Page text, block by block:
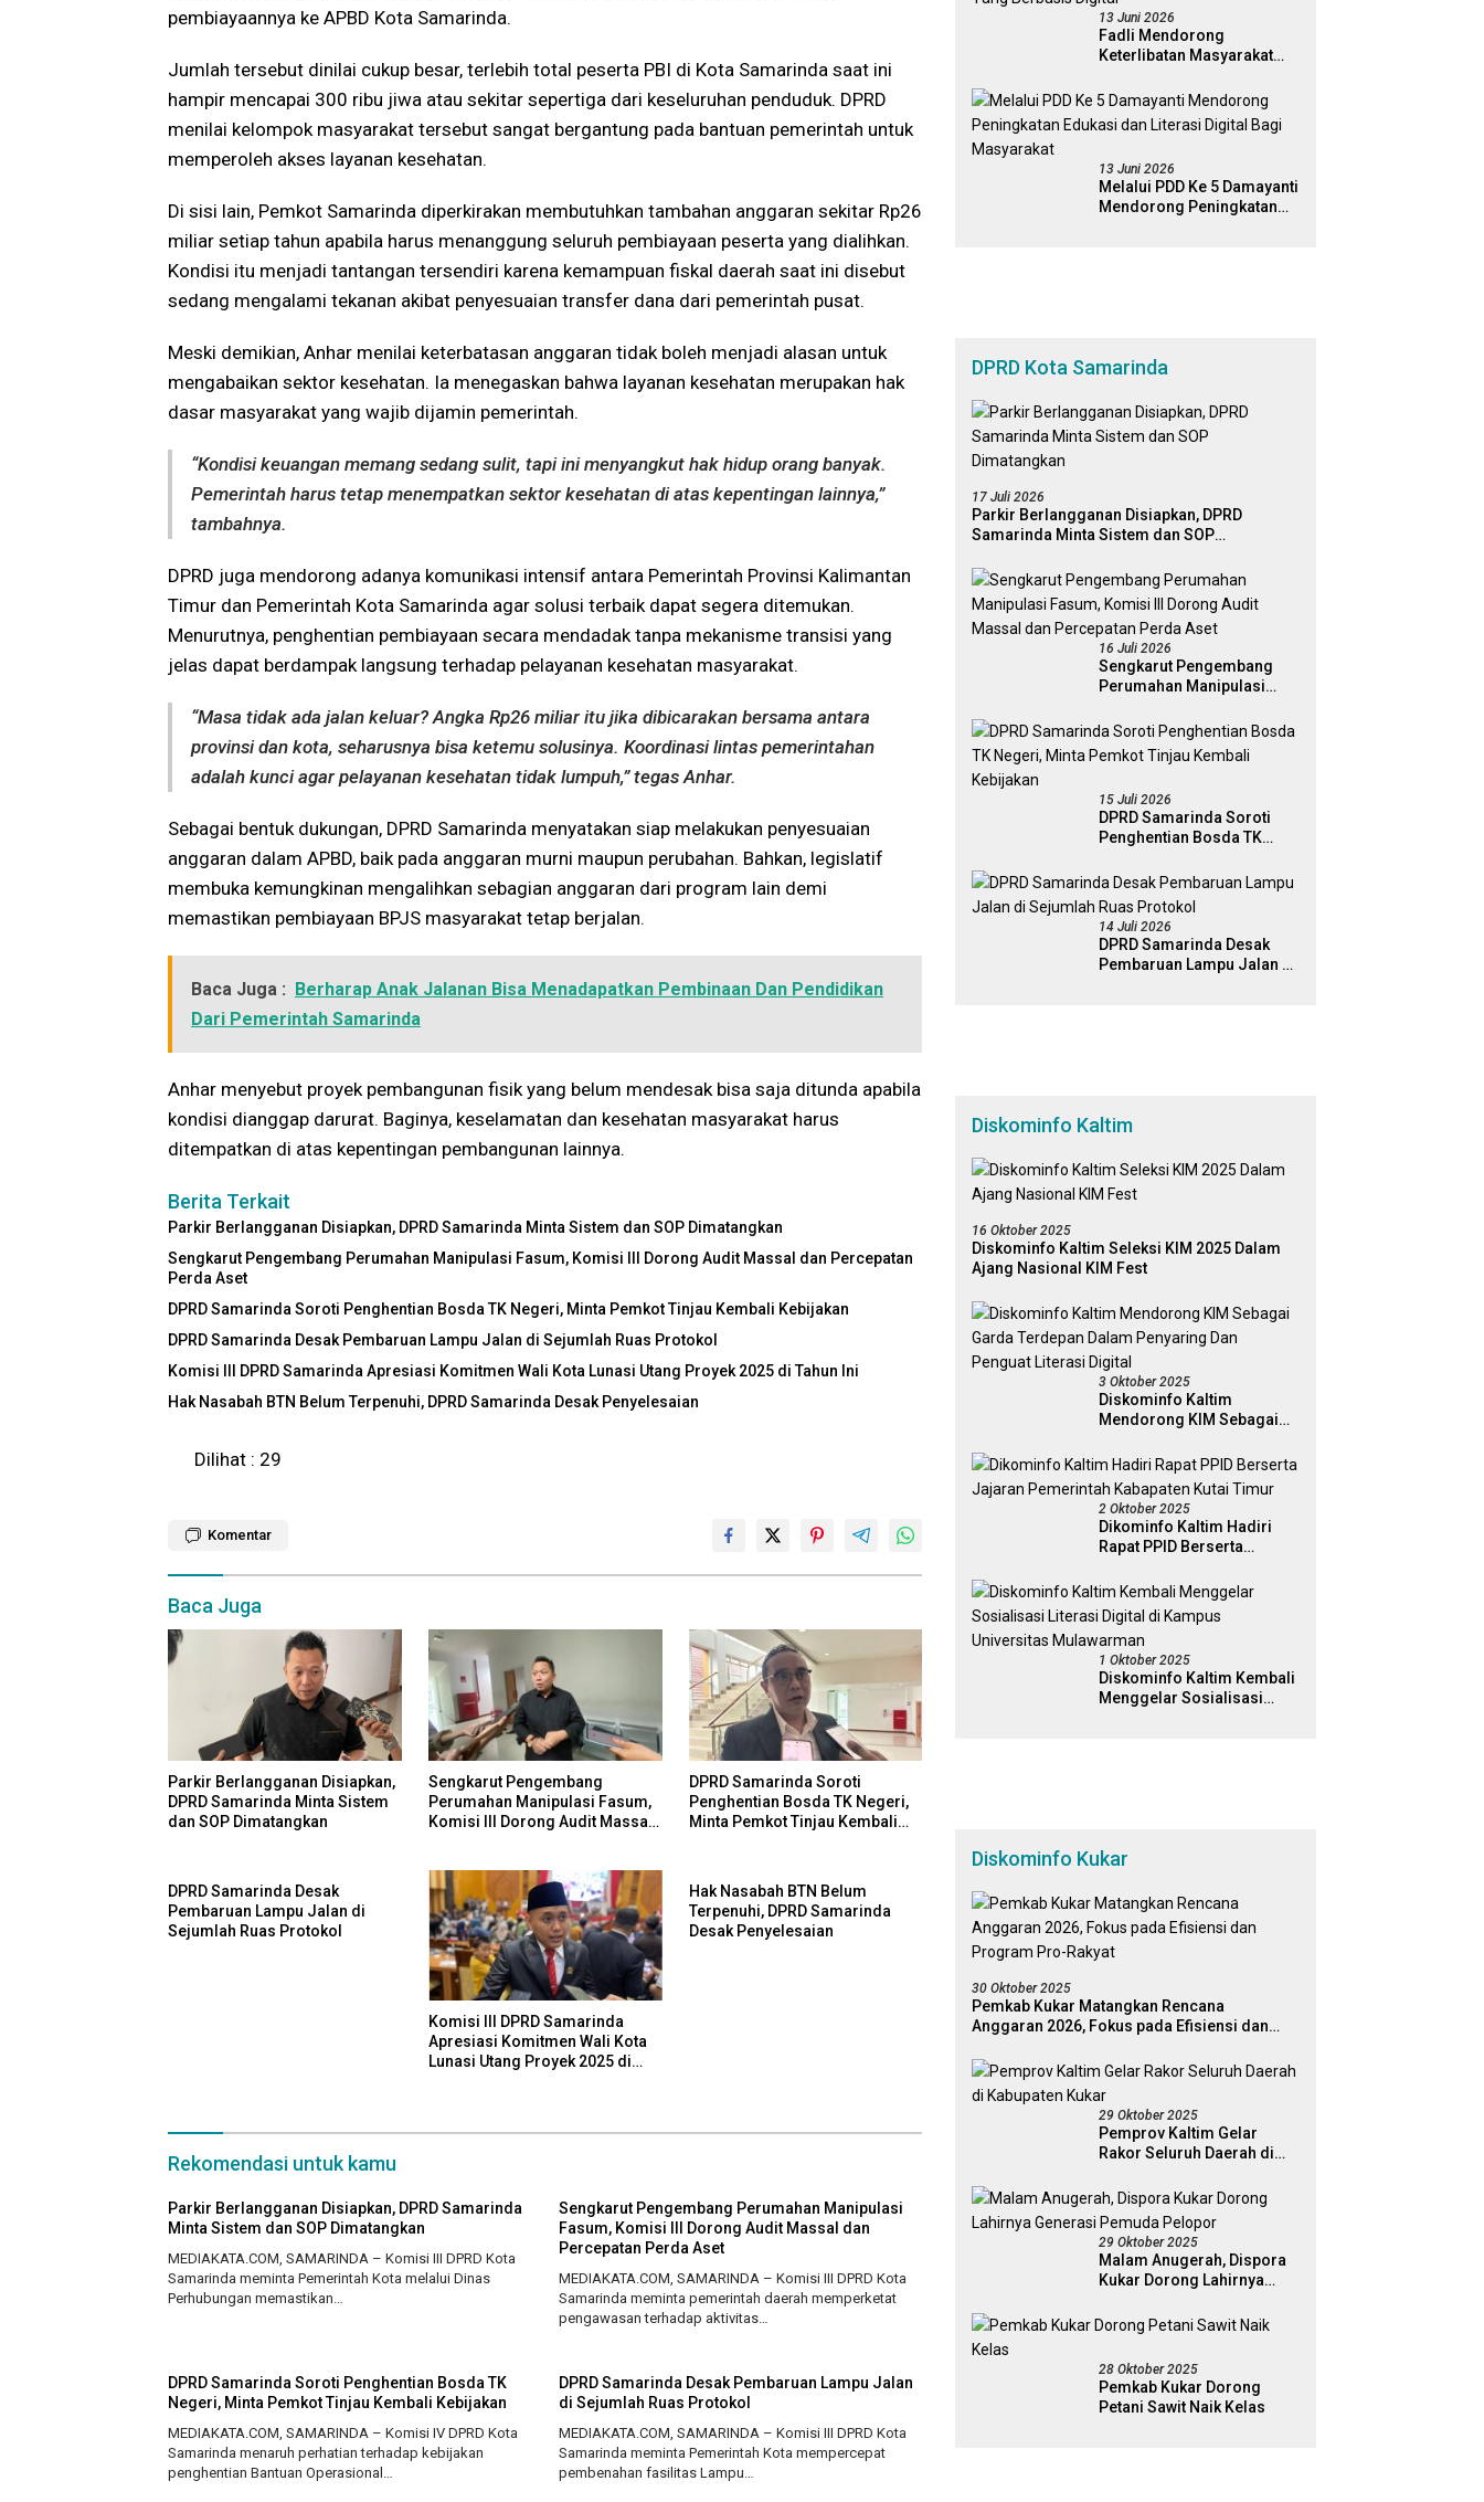
pembiayaannya ke APBD Kota Samarinda.
Jumlah tersebut dinilai cukup besar, terlebih total peserta PBI di Kota Samarinda saat ini
hampir mencapai 300 ribu jiwa atau sekitar sepertiga dari keseluruhan penduduk. DPRD
menilai kelompok masyarakat tersebut sangat bergantung pada bantuan pemerintah untuk
memperoleh akses layanan kesehatan.
Di sisi lain, Pemkot Samarinda diperkirakan membutuhkan tambahan anggaran sekitar Rp26
miliar setiap tahun apabila harus menanggung seluruh pembiayaan peserta yang dialihkan.
Kondisi itu menjadi tantangan tersendiri karena kemampuan fiskal daerah saat ini disebut
sedang mengalami tekanan akibat penyesuaian transfer dana dari pemerintah pusat.
Meski demikian, Anhar menilai keterbatasan anggaran tidak boleh menjadi alasan untuk
mengabaikan sektor kesehatan. Ia menegaskan bahwa layanan kesehatan merupakan hak
dasar masyarakat yang wajib dijamin pemerintah.
“Kondisi keuangan memang sedang sulit, tapi ini menyangkut hak hidup orang banyak.
Pemerintah harus tetap menempatkan sektor kesehatan di atas kepentingan lainnya,”
tambahnya.
DPRD juga mendorong adanya komunikasi intensif antara Pemerintah Provinsi Kalimantan
Timur dan Pemerintah Kota Samarinda agar solusi terbaik dapat segera ditemukan.
Menurutnya, penghentian pembiayaan secara mendadak tanpa mekanisme transisi yang
jelas dapat berdampak langsung terhadap pelayanan kesehatan masyarakat.
“Masa tidak ada jalan keluar? Angka Rp26 miliar itu jika dibicarakan bersama antara
provinsi dan kota, seharusnya bisa ketemu solusinya. Koordinasi lintas pemerintahan
adalah kunci agar pelayanan kesehatan tidak lumpuh,” tegas Anhar.
Sebagai bentuk dukungan, DPRD Samarinda menyatakan siap melakukan penyesuaian
anggaran dalam APBD, baik pada anggaran murni maupun perubahan. Bahkan, legislatif
membuka kemungkinan mengalihkan sebagian anggaran dari program lain demi
memastikan pembiayaan BPJS masyarakat tetap berjalan.
Baca Juga : Berharap Anak Jalanan Bisa Menadapatkan Pembinaan Dan Pendidikan
Dari Pemerintah Samarinda
Anhar menyebut proyek pembangunan fisik yang belum mendesak bisa saja ditunda apabila
kondisi dianggap darurat. Baginya, keselamatan dan kesehatan masyarakat harus
ditempatkan di atas kepentingan pembangunan lainnya.
Berita Terkait
Parkir Berlangganan Disiapkan, DPRD Samarinda Minta Sistem dan SOP Dimatangkan
Sengkarut Pengembang Perumahan Manipulasi Fasum, Komisi III Dorong Audit Massal dan Percepatan
Perda Aset
DPRD Samarinda Soroti Penghentian Bosda TK Negeri, Minta Pemkot Tinjau Kembali Kebijakan
DPRD Samarinda Desak Pembaruan Lampu Jalan di Sejumlah Ruas Protokol
Komisi III DPRD Samarinda Apresiasi Komitmen Wali Kota Lunasi Utang Proyek 2025 di Tahun Ini
Hak Nasabah BTN Belum Terpenuhi, DPRD Samarinda Desak Penyelesaian
Dilihat : 29
Komentar
Baca Juga
Parkir Berlangganan Disiapkan,
DPRD Samarinda Minta Sistem
dan SOP Dimatangkan
Sengkarut Pengembang
Perumahan Manipulasi Fasum,
Komisi III Dorong Audit Massal
DPRD Samarinda Soroti
Penghentian Bosda TK Negeri,
Minta Pemkot Tinjau Kembali
DPRD Samarinda Desak
Pembaruan Lampu Jalan di
Sejumlah Ruas Protokol
Komisi III DPRD Samarinda
Apresiasi Komitmen Wali Kota
Lunasi Utang Proyek 2025 di
Hak Nasabah BTN Belum
Terpenuhi, DPRD Samarinda
Desak Penyelesaian
Rekomendasi untuk kamu
Parkir Berlangganan Disiapkan, DPRD Samarinda
Minta Sistem dan SOP Dimatangkan
MEDIAKATA.COM, SAMARINDA – Komisi III DPRD Kota
Samarinda meminta Pemerintah Kota melalui Dinas
Perhubungan memastikan…
Sengkarut Pengembang Perumahan Manipulasi
Fasum, Komisi III Dorong Audit Massal dan
Percepatan Perda Aset
MEDIAKATA.COM, SAMARINDA – Komisi III DPRD Kota
Samarinda meminta pemerintah daerah memperketat
pengawasan terhadap aktivitas…
DPRD Samarinda Soroti Penghentian Bosda TK
Negeri, Minta Pemkot Tinjau Kembali Kebijakan
MEDIAKATA.COM, SAMARINDA – Komisi IV DPRD Kota
Samarinda menaruh perhatian terhadap kebijakan
penghentian Bantuan Operasional…
DPRD Samarinda Desak Pembaruan Lampu Jalan
di Sejumlah Ruas Protokol
MEDIAKATA.COM, SAMARINDA – Komisi III DPRD Kota
Samarinda meminta Pemerintah Kota mempercepat
pembenahan fasilitas Lampu…
13 Juni 2026
Fadli Mendorong
Keterlibatan Masyarakat
Kebijakan Pemerintah Yang
Berbasis Digital
13 Juni 2026
Melalui PDD Ke 5 Damayanti
Mendorong Peningkatan
DPRD Kota Samarinda
17 Juli 2026
Parkir Berlangganan Disiapkan, DPRD
Samarinda Minta Sistem dan SOP
16 Juli 2026
Sengkarut Pengembang
Perumahan Manipulasi
Audit Massal dan
Percepatan Perda Aset
15 Juli 2026
DPRD Samarinda Soroti
Penghentian Bosda TK
Tinjau Kembali Kebijakan
14 Juli 2026
DPRD Samarinda Desak
Pembaruan Lampu Jalan di
Diskominfo Kaltim
16 Oktober 2025
Diskominfo Kaltim Seleksi KIM 2025 Dalam
Ajang Nasional KIM Fest
3 Oktober 2025
Diskominfo Kaltim
Mendorong KIM Sebagai
Penyaring Dan Penguat
Literasi Digital
2 Oktober 2025
Dikominfo Kaltim Hadiri
Rapat PPID Berserta
Kabapaten Kutai Timur
1 Oktober 2025
Diskominfo Kaltim Kembali
Menggelar Sosialisasi
Diskominfo Kukar
30 Oktober 2025
Pemkab Kukar Matangkan Rencana
Anggaran 2026, Fokus pada Efisiensi dan
29 Oktober 2025
Pemprov Kaltim Gelar
Rakor Seluruh Daerah di
29 Oktober 2025
Malam Anugerah, Dispora
Kukar Dorong Lahirnya
28 Oktober 2025
Pemkab Kukar Dorong
Petani Sawit Naik Kelas